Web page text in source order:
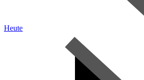
Heute